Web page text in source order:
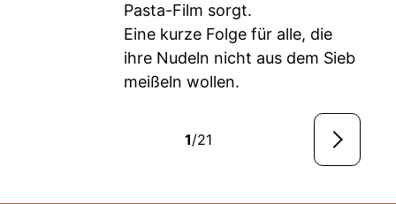
Pasta-Film sorgt.
Eine kurze Folge für alle, die
ihre Nudeln nicht aus dem Sieb
meißeln wollen.
1/21